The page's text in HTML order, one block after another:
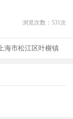
浏览次数： 531次
上海市松江区叶榭镇